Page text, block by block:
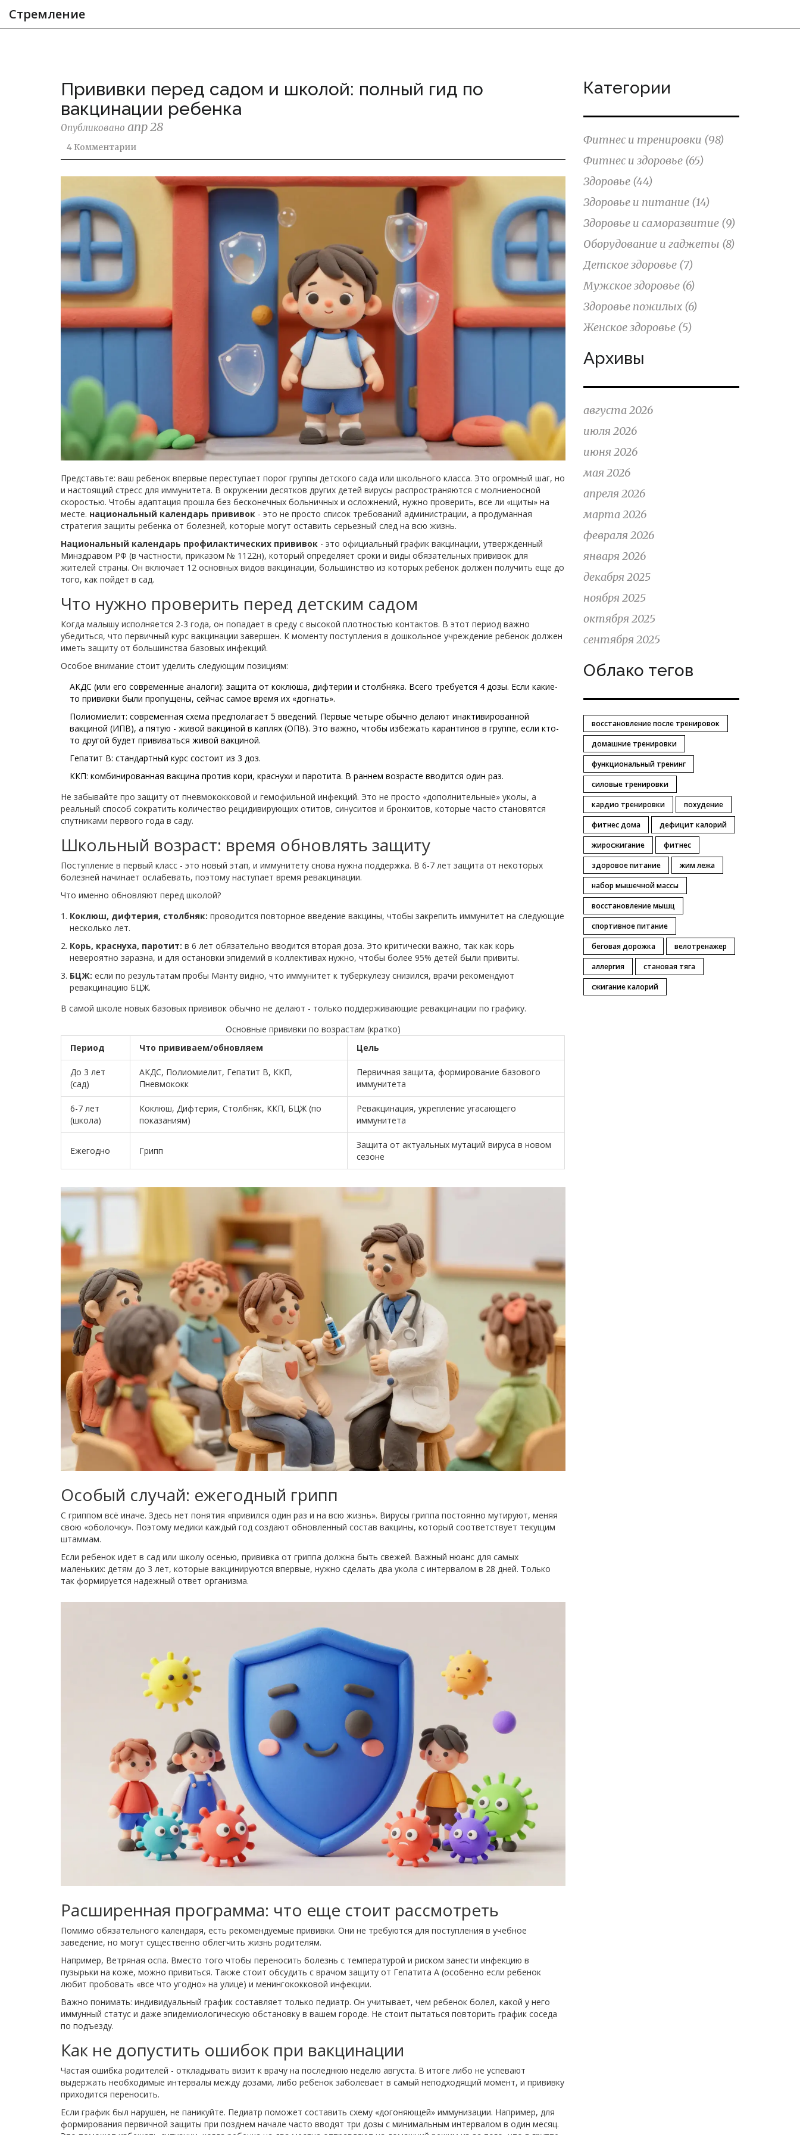
Стремление
Прививки перед садом и школой: полный гид по
вакцинации ребенка
Опубликовано апр 28
4 Комментарии
Представьте: ваш ребенок впервые переступает порог группы детского сада или школьного класса. Это огромный шаг, но
и настоящий стресс для иммунитета. В окружении десятков других детей вирусы распространяются с молниеносной
скоростью. Чтобы адаптация прошла без бесконечных больничных и осложнений, нужно проверить, все ли «щиты» на
месте. национальный календарь прививок - это не просто список требований администрации, а продуманная
стратегия защиты ребенка от болезней, которые могут оставить серьезный след на всю жизнь.
Национальный календарь профилактических прививок - это официальный график вакцинации, утвержденный
Минздравом РФ (в частности, приказом № 1122н), который определяет сроки и виды обязательных прививок для
жителей страны. Он включает 12 основных видов вакцинации, большинство из которых ребенок должен получить еще до
того, как пойдет в сад.
Что нужно проверить перед детским садом
Когда малышу исполняется 2-3 года, он попадает в среду с высокой плотностью контактов. В этот период важно
убедиться, что первичный курс вакцинации завершен. К моменту поступления в дошкольное учреждение ребенок должен
иметь защиту от большинства базовых инфекций.
Особое внимание стоит уделить следующим позициям:
АКДС (или его современные аналоги): защита от коклюша, дифтерии и столбняка. Всего требуется 4 дозы. Если какие-
то прививки были пропущены, сейчас самое время их «догнать».
Полиомиелит: современная схема предполагает 5 введений. Первые четыре обычно делают инактивированной
вакциной (ИПВ), а пятую - живой вакциной в каплях (ОПВ). Это важно, чтобы избежать карантинов в группе, если кто-
то другой будет прививаться живой вакциной.
Гепатит B: стандартный курс состоит из 3 доз.
ККП: комбинированная вакцина против кори, краснухи и паротита. В раннем возрасте вводится один раз.
Не забывайте про защиту от пневмококковой и гемофильной инфекций. Это не просто «дополнительные» уколы, а
реальный способ сократить количество рецидивирующих отитов, синуситов и бронхитов, которые часто становятся
спутниками первого года в саду.
Школьный возраст: время обновлять защиту
Поступление в первый класс - это новый этап, и иммунитету снова нужна поддержка. В 6-7 лет защита от некоторых
болезней начинает ослабевать, поэтому наступает время ревакцинации.
Что именно обновляют перед школой?
Коклюш, дифтерия, столбняк: проводится повторное введение вакцины, чтобы закрепить иммунитет на следующие
несколько лет.
Корь, краснуха, паротит: в 6 лет обязательно вводится вторая доза. Это критически важно, так как корь
невероятно заразна, и для остановки эпидемий в коллективах нужно, чтобы более 95% детей были привиты.
БЦЖ: если по результатам пробы Манту видно, что иммунитет к туберкулезу снизился, врачи рекомендуют
ревакцинацию БЦЖ.
В самой школе новых базовых прививок обычно не делают - только поддерживающие ревакцинации по графику.
Основные прививки по возрастам (кратко)
Период
Что прививаем/обновляем Цель
До 3 лет
(сад)
АКДС, Полиомиелит, Гепатит B, ККП,
Пневмококк
Первичная защита, формирование базового
иммунитета
6-7 лет
(школа)
Коклюш, Дифтерия, Столбняк, ККП, БЦЖ (по
показаниям)
Ревакцинация, укрепление угасающего
иммунитета
Ежегодно Грипп
Защита от актуальных мутаций вируса в новом
сезоне
Особый случай: ежегодный грипп
С гриппом всё иначе. Здесь нет понятия «привился один раз и на всю жизнь». Вирусы гриппа постоянно мутируют, меняя
свою «оболочку». Поэтому медики каждый год создают обновленный состав вакцины, который соответствует текущим
штаммам.
Если ребенок идет в сад или школу осенью, прививка от гриппа должна быть свежей. Важный нюанс для самых
маленьких: детям до 3 лет, которые вакцинируются впервые, нужно сделать два укола с интервалом в 28 дней. Только
так формируется надежный ответ организма.
Расширенная программа: что еще стоит рассмотреть
Помимо обязательного календаря, есть рекомендуемые прививки. Они не требуются для поступления в учебное
заведение, но могут существенно облегчить жизнь родителям.
Например, Ветряная оспа. Вместо того чтобы переносить болезнь с температурой и риском занести инфекцию в
пузырьки на коже, можно привиться. Также стоит обсудить с врачом защиту от Гепатита А (особенно если ребенок
любит пробовать «все что угодно» на улице) и менингококковой инфекции.
Важно понимать: индивидуальный график составляет только педиатр. Он учитывает, чем ребенок болел, какой у него
иммунный статус и даже эпидемиологическую обстановку в вашем городе. Не стоит пытаться повторить график соседа
по подъезду.
Как не допустить ошибок при вакцинации
Частая ошибка родителей - откладывать визит к врачу на последнюю неделю августа. В итоге либо не успевают
выдержать необходимые интервалы между дозами, либо ребенок заболевает в самый неподходящий момент, и прививку
приходится переносить.
Если график был нарушен, не паникуйте. Педиатр поможет составить схему «догоняющей» иммунизации. Например, для
формирования первичной защиты при позднем начале часто вводят три дозы с минимальным интервалом в один месяц.
Категории
Фитнес и тренировки (98)
Фитнес и здоровье (65)
Здоровье (44)
Здоровье и питание (14)
Здоровье и саморазвитие (9)
Оборудование и гаджеты (8)
Детское здоровье (7)
Мужское здоровье (6)
Здоровье пожилых (6)
Женское здоровье (5)
Архивы
августа 2026
июля 2026
июня 2026
мая 2026
апреля 2026
марта 2026
февраля 2026
января 2026
декабря 2025
ноября 2025
октября 2025
сентября 2025
Облако тегов
восстановление после тренировок
домашние тренировки
функциональный тренинг
силовые тренировки
кардио тренировки
похудение
фитнес дома
дефицит калорий
жиросжигание
фитнес
здоровое питание
жим лежа
набор мышечной массы
восстановление мышц
спортивное питание
беговая дорожка
велотренажер
аллергия
становая тяга
сжигание калорий